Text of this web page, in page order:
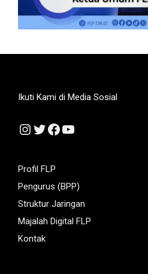
Ikuti Kami di Media Sosial
Instagram
Twitter
Facebook
YouTube
Profil FLP
Pengurus (BPP)
Struktur Jaringan
Majalah Digital FLP
Kontak